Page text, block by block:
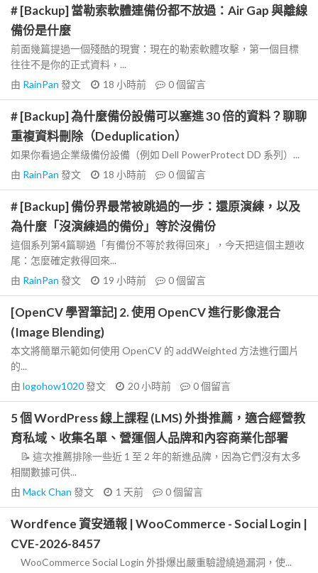
# [Backup] 當勒索軟體連備份都不放過：Air Gap 與離線
備份是什麼
前面幾篇提過一個殘酷的現實：現在的勒索軟體攻擊，第一個目標
往往不是你的正式資料，...
由 RainPan 發文 18 小時前 0個留言
# [Backup] 為什麼備份設備可以塞進 30 倍的資料？聊聊
重複資料刪除（Deduplication）
如果你看過企業級備份設備（例如 Dell PowerProtect DD 系列）...
由 RainPan 發文 18 小時前 0個留言
# [Backup] 備份界最常被跳過的一步：還原演練，以及
為什麼「沒演練過的備份」等於沒備份
這個系列第4篇聊過「有備份不等於救得回來」，今天把這個主題收
尾：怎麼確定救得回來...
由 RainPan 發文 19 小時前 0個留言
[OpenCV 學習筆記] 2. 使用 OpenCV 進行影像混合
(Image Blending)
本文將簡單示範如何使用 OpenCV 的 addWeighted 方法進行圖片
的...
由 logohow1020發文 20 小時前 0個留言
5 個 WordPress 線上課程 (LMS) 外掛推薦，適合經營教
育私域、收集名單、營運個人品牌和內容商業化部署
📝 這次推薦排除一些近 1 至 2 年的新進品牌，因為它們沒有太多
相關數據可供...
由 Mack Chan 發文 1 天前 0個留言
Wordfence 資安通報 | WooCommerce - Social Login |
CVE-2026-8457
WooCommerce Social Login 外掛爆出嚴重驗證繞過漏洞，使...